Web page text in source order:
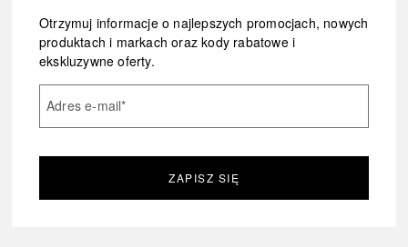
Otrzymuj informacje o najlepszych promocjach, nowych
produktach i markach oraz kody rabatowe i
ekskluzywne oferty.
Adres e-mail*
ZAPISZ SIĘ